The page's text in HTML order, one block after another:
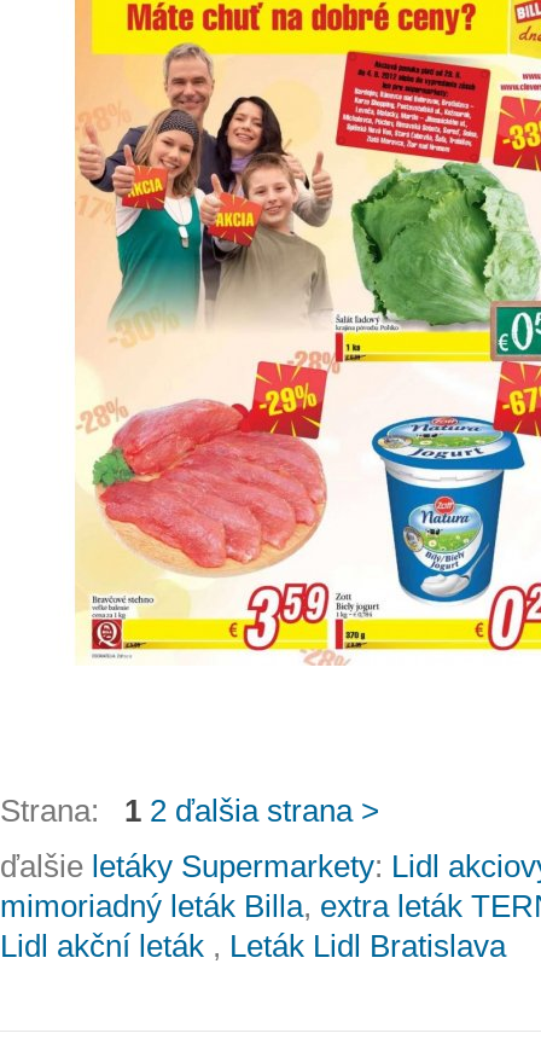
Strana: 1 2 ďalšia strana >
ďalšie letáky Supermarkety: Lidl
mimoriadný leták Billa, extra leták
Lidl akční leták , Leták Lidl Bratislava